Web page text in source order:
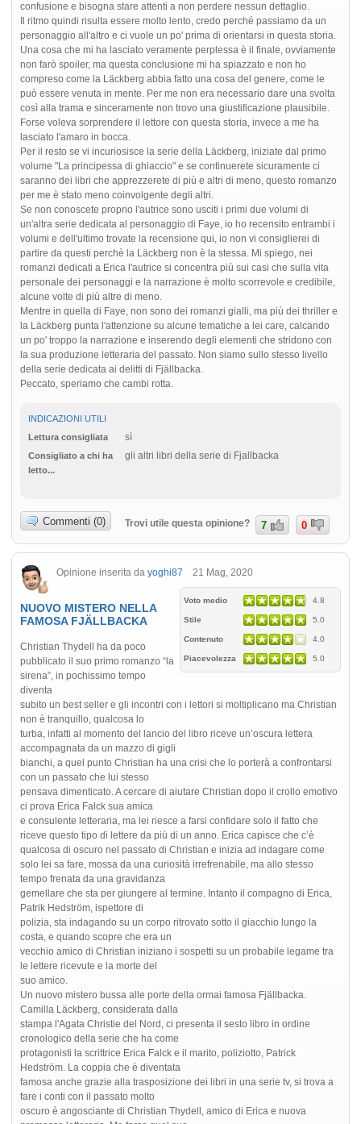
confusione e bisogna stare attenti a non perdere nessun dettaglio.
Il ritmo quindi risulta essere molto lento, credo perché passiamo da un
personaggio all'altro e ci vuole un po' prima di orientarsi in questa storia.
Una cosa che mi ha lasciato veramente perplessa è il finale, ovviamente
non farò spoiler, ma questa conclusione mi ha spiazzato e non ho
compreso come la Läckberg abbia fatto una cosa del genere, come le
può essere venuta in mente. Per me non era necessario dare una svolta
così alla trama e sinceramente non trovo una giustificazione plausibile.
Forse voleva sorprendere il lettore con questa storia, invece a me ha
lasciato l'amaro in bocca.
Per il resto se vi incuriosisce la serie della Läckberg, iniziate dal primo
volume "La principessa di ghiaccio" e se continuerete sicuramente ci
saranno dei libri che apprezzerete di più e altri di meno, questo romanzo
per me è stato meno coinvolgente degli altri.
Se non conoscete proprio l'autrice sono usciti i primi due volumi di
un'altra serie dedicata al personaggio di Faye, io ho recensito entrambi i
volumi e dell'ultimo trovate la recensione qui, io non vi consiglierei di
partire da questi perchè la Läckberg non è la stessa. Mi spiego, nei
romanzi dedicati a Erica l'autrice si concentra più sui casi che sulla vita
personale dei personaggi e la narrazione è molto scorrevole e credibile,
alcune volte di più altre di meno.
Mentre in quella di Faye, non sono dei romanzi gialli, ma più dei thriller e
la Läckberg punta l'attenzione su alcune tematiche a lei care, calcando
un po' troppo la narrazione e inserendo degli elementi che stridono con
la sua produzione letteraria del passato. Non siamo sullo stesso livello
della serie dedicata ai delitti di Fjällbacka.
Peccato, speriamo che cambi rotta.
INDICAZIONI UTILI
Lettura consigliata
sì
Consigliato a chi ha
letto...
gli altri libri della serie di Fjallbacka
Commenti (0) Trovi utile questa opinione? 7 0
Opinione inserita da yoghi87 21 Mag, 2020
Voto medio 4.8
Stile 5.0
Contenuto 4.0
Piacevolezza 5.0
NUOVO MISTERO NELLA
FAMOSA FJÄLLBACKA
Christian Thydell ha da poco
pubblicato il suo primo romanzo “la
sirena”, in pochissimo tempo
diventa
subito un best seller e gli incontri con i lettori si moltiplicano ma Christian
non è tranquillo, qualcosa lo
turba, infatti al momento del lancio del libro riceve un’oscura lettera
accompagnata da un mazzo di gigli
bianchi, a quel punto Christian ha una crisi che lo porterà a confrontarsi
con un passato che lui stesso
pensava dimenticato. A cercare di aiutare Christian dopo il crollo emotivo
ci prova Erica Falck sua amica
e consulente letteraria, ma lei riesce a farsi confidare solo il fatto che
riceve questo tipo di lettere da più di un anno. Erica capisce che c’è
qualcosa di oscuro nel passato di Christian e inizia ad indagare come
solo lei sa fare, mossa da una curiosità irrefrenabile, ma allo stesso
tempo frenata da una gravidanza
gemellare che sta per giungere al termine. Intanto il compagno di Erica,
Patrik Hedström, ispettore di
polizia, sta indagando su un corpo ritrovato sotto il giacchio lungo la
costa, e quando scopre che era un
vecchio amico di Christian iniziano i sospetti su un probabile legame tra
le lettere ricevute e la morte del
suo amico.
Un nuovo mistero bussa alle porte della ormai famosa Fjällbacka.
Camilla Läckberg, considerata dalla
stampa l'Agata Christie del Nord, ci presenta il sesto libro in ordine
cronologico della serie che ha come
protagonisti la scrittrice Erica Falck e il marito, poliziotto, Patrick
Hedström. La coppia che è diventata
famosa anche grazie alla trasposizione dei libri in una serie tv, si trova a
fare i conti con il passato molto
oscuro è angosciante di Christian Thydell, amico di Erica e nuova